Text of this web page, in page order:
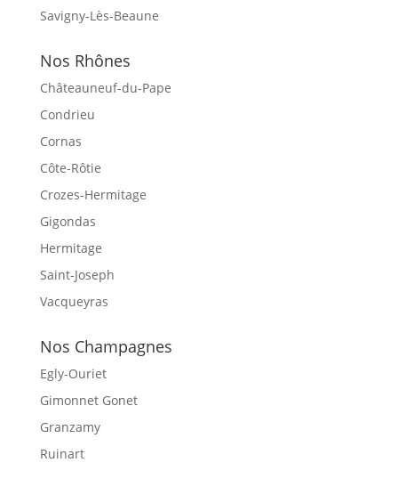
Savigny-Lès-Beaune
Nos Rhônes
Châteauneuf-du-Pape
Condrieu
Cornas
Côte-Rôtie
Crozes-Hermitage
Gigondas
Hermitage
Saint-Joseph
Vacqueyras
Nos Champagnes
Egly-Ouriet
Gimonnet Gonet
Granzamy
Ruinart